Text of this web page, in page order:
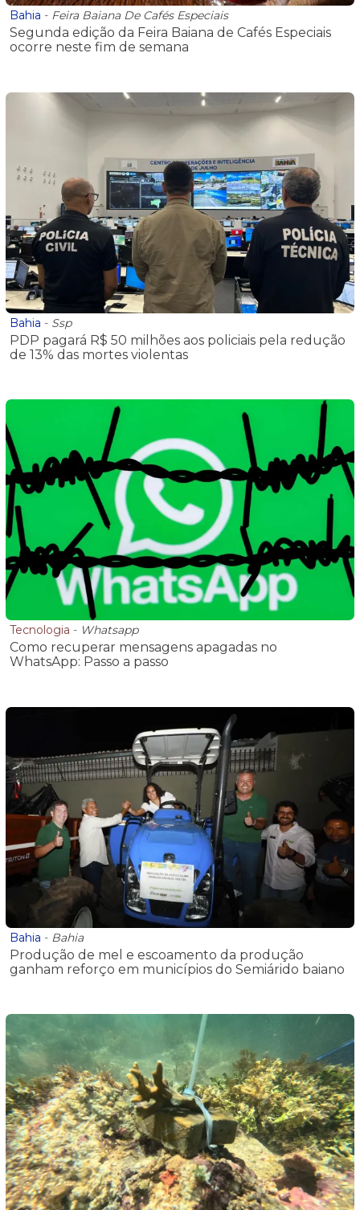
Bahia - Feira Baiana De Cafés Especiais
Segunda edição da Feira Baiana de Cafés Especiais
ocorre neste fim de semana
Bahia - Ssp
PDP pagará R$ 50 milhões aos policiais pela redução
de 13% das mortes violentas
Tecnologia - Whatsapp
Como recuperar mensagens apagadas no
WhatsApp: Passo a passo
Bahia - Bahia
Produção de mel e escoamento da produção
ganham reforço em municípios do Semiárido baiano